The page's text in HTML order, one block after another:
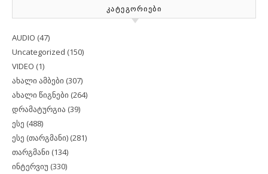
ᲙᲐᲢᲔᲒᲝᲠᲘᲔᲑᲘ
AUDIO (47)
Uncategorized (150)
VIDEO (1)
ახალი ამბები (307)
ახალი წიგნები (264)
დრამატურგია (39)
ესე (488)
ესე (თარგმანი) (281)
თარგმანი (134)
ინტერვიუ (330)